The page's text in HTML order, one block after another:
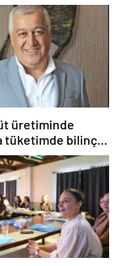
üretiminde
tüketimde bilinç